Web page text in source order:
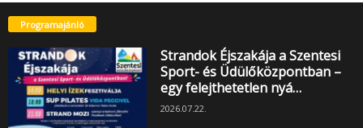
Programajánló
Strandok Éjszakája a Szentesi
Sport- és Üdülőközpontban –
egy felejthetetlen nyá…
2026.07.22.